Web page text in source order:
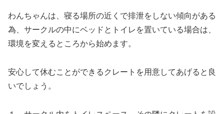
わんちゃんは、寝る場所の近くで排泄をしない傾向がある
為、サークルの中にベッドとトイレを置いている場合は、
環境を変えるところから始めます。
安心して休むことができるクレートを用意してあげると良
いでしょう。